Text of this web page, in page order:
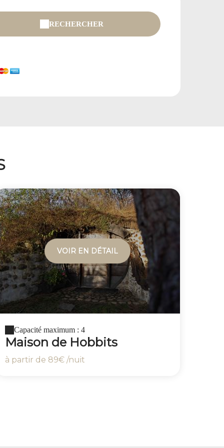
RECHERCHER
VOIR EN DÉTAIL
Capacité maximum : 4
Maison de Hobbits
à partir de 89€ /nuit